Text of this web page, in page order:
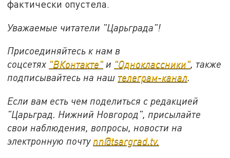
фактически опустела.
Уважаемые читатели "Царьграда"!
Присоединяйтесь к нам в
соцсетях "ВКонтакте" и "Одноклассники", также
подписывайтесь на наш телеграм-канал.
Если вам есть чем поделиться с редакцией
"Царьград. Нижний Новгород", присылайте
свои наблюдения, вопросы, новости на
электронную почту nn@tsargrad.tv.